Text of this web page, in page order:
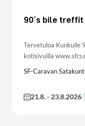
90´s bile
Tervetuloa Kunkulle
kotisivuilla
SF-Caravan
21.8.- 23.8.2026